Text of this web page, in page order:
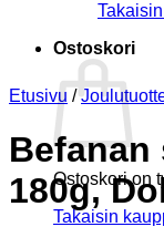
Ostoskori
Ostoskori on
Takaisin
Etusivu /
Befanan
180g,